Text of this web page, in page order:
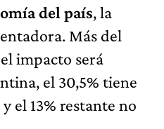
del país, la
Más del
impacto será
el 30,5% tiene
el 13% restante no